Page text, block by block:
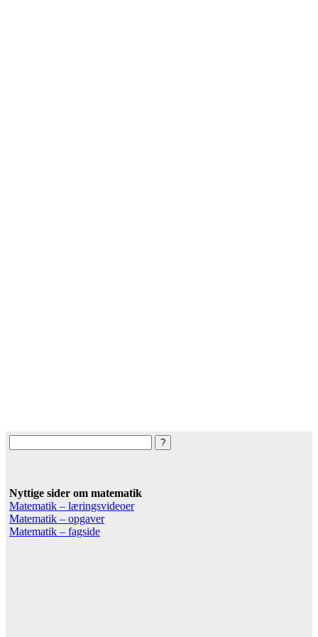
Nyttige sider om matematik
Matematik – læringsvideoer
Matematik – opgaver
Matematik – fagside